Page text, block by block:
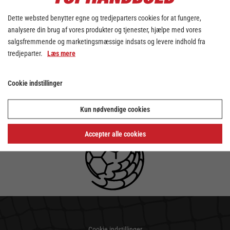
Dette websted benytter egne og tredjeparters cookies for at fungere,
analysere din brug af vores produkter og tjenester, hjælpe med vores
salgsfremmende og marketingsmæssige indsats og levere indhold fra
tredjeparter. Læs mere
Cookie indstillinger
Kun nødvendige cookies
Accepter alle cookies